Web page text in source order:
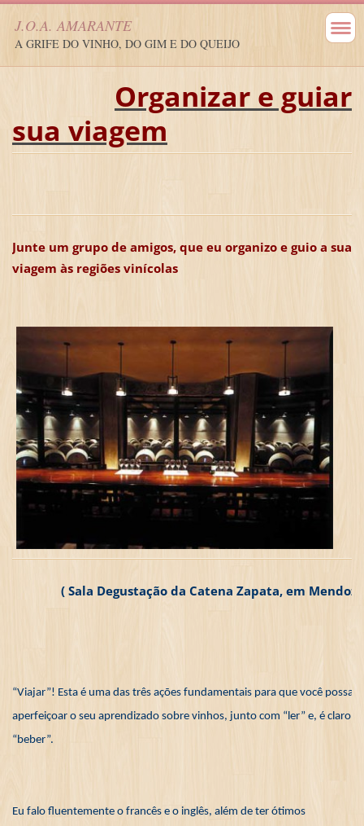
J.O.A. AMARANTE
A GRIFE DO VINHO, DO GIM E DO QUEIJO
Organizar e guiar
sua viagem
Junte um grupo de amigos, que eu organizo e guio a sua
viagem às regiões vinícolas
( Sala Degustação da Catena Zapata, em
“Viajar”! Esta é uma das três ações fundamentais para que você possa
aperfeiçoar o seu aprendizado sobre vinhos, junto com “ler” e, é claro,
“beber”.
Eu falo fluentemente o francês e o inglês, além de ter ótimos